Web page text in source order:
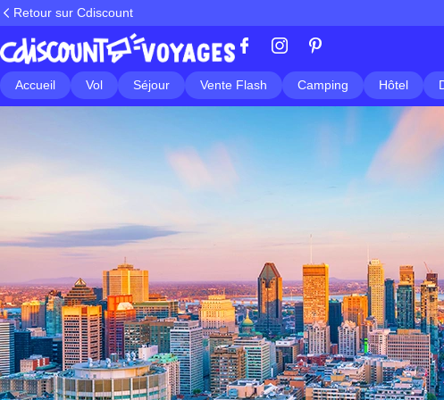
Retour sur Cdiscount
Accueil Vol Séjour Vente Flash Camping Hôtel